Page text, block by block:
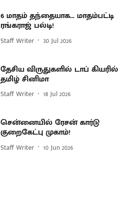
6 மாதம் தந்தையாக... மாதம்பட்டி
ரங்கராஜ் பல்டி!
Staff Writer 30 Jul 2026
தேசிய விருதுகளில் டாப் கியரில்
தமிழ் சினிமா
Staff Writer 18 Jul 2026
சென்னையில் ரேசன் கார்டு
குறைகேட்பு முகாம்!
Staff Writer 10 Jun 2026